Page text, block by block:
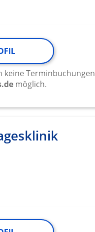
keine Terminbuchungen
möglich.